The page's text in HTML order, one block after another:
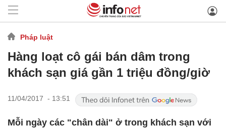
Pháp luật
Hàng loạt cô gái bán dâm trong
khách sạn giá gần 1 triệu đồng/giờ
11/04/2017 - 13:51
Mỗi ngày các "chân dài" ở trong khách sạn với